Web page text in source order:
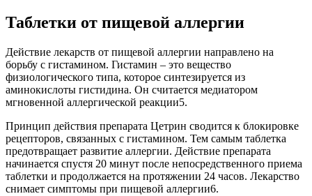
Таблетки от пищевой аллергии
Действие лекарств от пищевой аллергии направлено на
борьбу с гистамином. Гистамин – это вещество
физиологического типа, которое синтезируется из
аминокислоты гистидина. Он считается медиатором
мгновенной аллергической реакции5.
Принцип действия препарата Цетрин сводится к блокировке
рецепторов, связанных с гистамином. Тем самым таблетка
предотвращает развитие аллергии. Действие препарата
начинается спустя 20 минут после непосредственного приема
таблетки и продолжается на протяжении 24 часов. Лекарство
снимает симптомы при пищевой аллергии6.